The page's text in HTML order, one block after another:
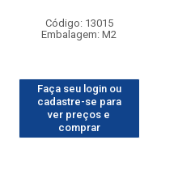
Código: 13015
Embalagem: M2
Faça seu login ou
cadastre-se para
ver preços e
comprar